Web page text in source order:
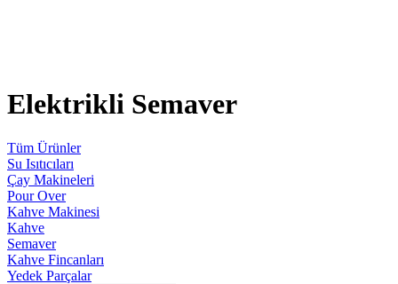
Elektrikli Semaver
Tüm Ürünler
Su Isıtıcıları
Çay Makineleri
Pour Over
Kahve Makinesi
Kahve
Semaver
Kahve Fincanları
Yedek Parçalar